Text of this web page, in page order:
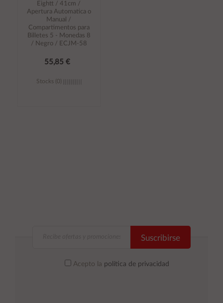
Eightt / 41cm /
Apertura Automatica o
Manual /
Compartimentos para
Billetes 5 - Monedas 8
/ Negro / ECJM-58
55,85 €
Stocks (0)
Suscribirse
Acepto la política de privacidad